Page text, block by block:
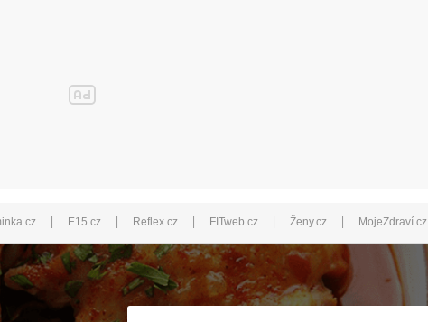
| E15.cz | Reflex.cz | FITweb.cz | Ženy.cz | MojeZdraví.cz